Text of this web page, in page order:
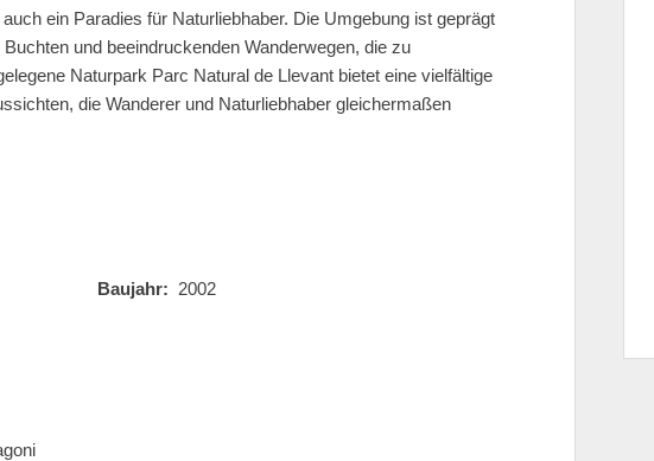
ein Paradies für Naturliebhaber. Die Umgebung ist geprägt
und beeindruckenden Wanderwegen, die zu
Naturpark Parc Natural de Llevant bietet eine vielfältige
die Wanderer und Naturliebhaber gleichermaßen
2002